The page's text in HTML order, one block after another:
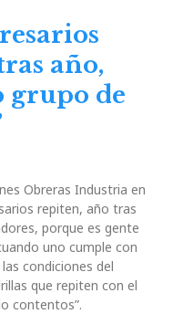
año,
grupo de
Obreras Industria en
repiten, año tras
porque es gente
uno cumple con
condiciones del
que repiten con el
contentos”.